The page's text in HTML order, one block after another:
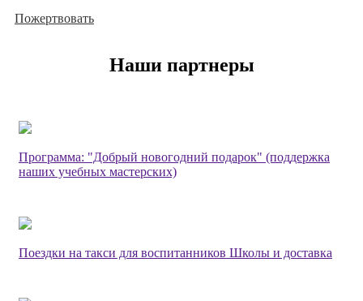
Пожертвовать
Наши партнеры
Программа: "Добрый новогодний подарок" (поддержка
наших учебных мастерских)
Поездки на такси для воспитанников Школы и доставка